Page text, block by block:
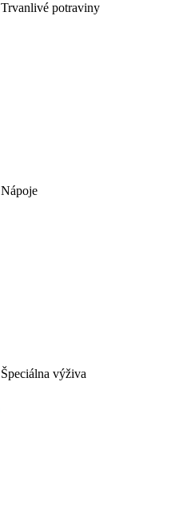
Trvanlivé potraviny
Nápoje
Špeciálna výživa